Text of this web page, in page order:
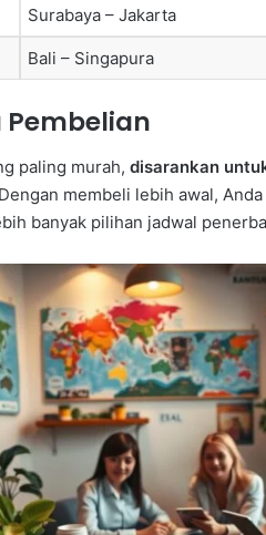
Surabaya – Jakarta
Bali – Singapura
Pembelian
paling murah, disarankan
membeli lebih awal,
banyak pilihan jadwal